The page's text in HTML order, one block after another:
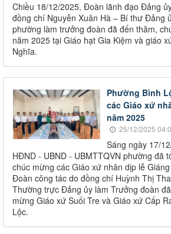
Chiều 18/12/2025, Đoàn lãnh đạo Đảng
đồng chí Nguyễn Xuân Hà – Bí thư Đảng
phường làm trưởng đoàn đã đến thăm,
năm 2025 tại Giáo hạt Gia Kiệm và giáo
Nghĩa.
Phường Bình
các Giáo xứ
năm 2025
25/12/2025
Sáng ngày 17/
HĐND - UBND - UBMTTQVN phường đã
chúc mừng các Giáo xứ nhân dịp lễ
Đoàn công tác do đồng chí Huỳnh Thị
Thường trực Đảng ủy làm Trưởng đoàn
mừng Giáo xứ Suối Tre và Giáo xứ Cấp
Lộc.